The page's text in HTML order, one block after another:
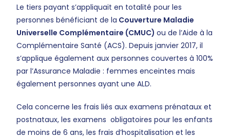
Le tiers payant s’appliquait en totalité pour les
personnes bénéficiant de la Couverture Maladie
Universelle Complémentaire (CMUC) ou de l’Aide à la
Complémentaire Santé (ACS). Depuis janvier 2017, il
s’applique également aux personnes couvertes à 100%
par l’Assurance Maladie : femmes enceintes mais
également personnes ayant une ALD.
Cela concerne les frais liés aux examens prénataux et
postnataux, les examens obligatoires pour les enfants
de moins de 6 ans, les frais d’hospitalisation et les